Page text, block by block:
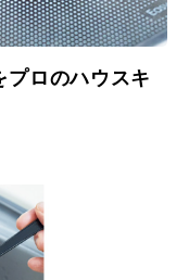
プロのハウスキ